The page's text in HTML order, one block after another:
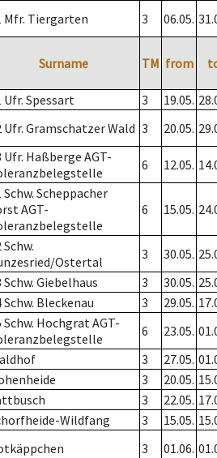
Mfr. Tiergarten 3 06.05.
Surname TM from
Ufr. Spessart 3 19.05.
Ufr. Gramschatzer Wald 3 20.05.
Ufr. Haßberge AGT-
6 12.05.
Schw. Scheppacher
AGT-
6 15.05.
Schw.
Ostertal
3 30.05.
Schw. Giebelhaus 3 30.05.
Schw. Bleckenau 3 29.05.
Schw. Hochgrat AGT-
6 23.05.
3 27.05.
3 20.05.
3 22.05.
Wildfang 3 15.05.
3 01.06.